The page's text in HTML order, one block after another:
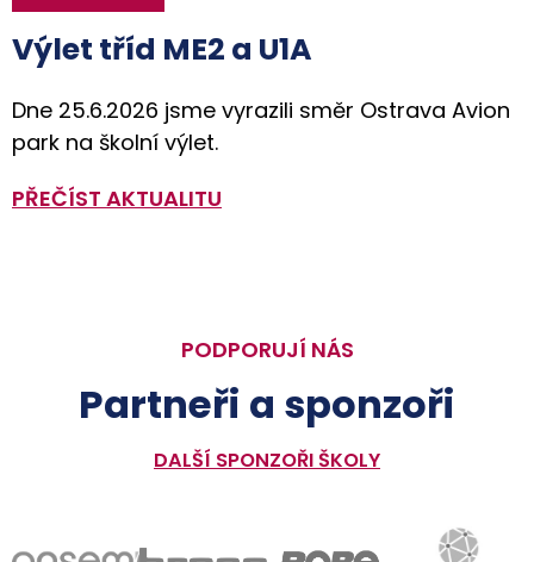
Výlet tříd ME2 a U1A
Dne 25.6.2026 jsme vyrazili směr Ostrava Avion
park na školní výlet.
PŘEČÍST AKTUALITU
PODPORUJÍ NÁS
Partneři a sponzoři
DALŠÍ SPONZOŘI ŠKOLY